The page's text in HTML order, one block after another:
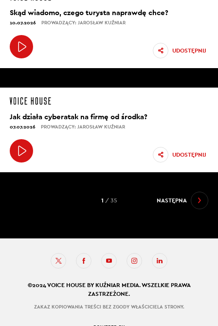
Skąd wiadomo, czego turysta naprawdę chce?
10.07.2026 PROWADZĄCY: JAROSŁAW KUŹNIAR
UDOSTĘPNIJ
Jak działa cyberatak na firmę od środka?
07.07.2026 PROWADZĄCY: JAROSŁAW KUŹNIAR
UDOSTĘPNIJ
NASTĘPNA
1 / 35
©2024 VOICE HOUSE BY KUŹNIAR MEDIA. WSZELKIE PRAWA
ZASTRZEŻONE.
ZAKAZ KOPIOWANIA TREŚCI BEZ ZGODY WŁAŚCICIELA STRONY.